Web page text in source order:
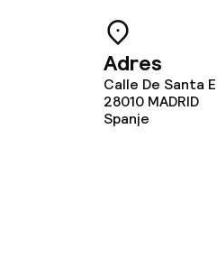
Adres
Calle De Santa
28010 MADRID
Spanje